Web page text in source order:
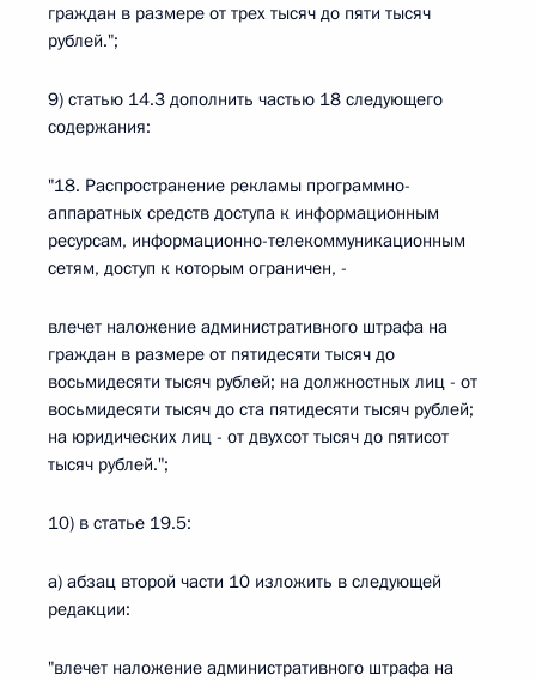
граждан в размере от трех тысяч до пяти тысяч
рублей.";
9) статью 14.3 дополнить частью 18 следующего
содержания:
"18. Распространение рекламы программно-
аппаратных средств доступа к информационным
ресурсам, информационно-телекоммуникационным
сетям, доступ к которым ограничен, -
влечет наложение административного штрафа на
граждан в размере от пятидесяти тысяч до
восьмидесяти тысяч рублей; на должностных лиц - от
восьмидесяти тысяч до ста пятидесяти тысяч рублей;
на юридических лиц - от двухсот тысяч до пятисот
тысяч рублей.";
10) в статье 19.5:
а) абзац второй части 10 изложить в следующей
редакции:
"влечет наложение административного штрафа на